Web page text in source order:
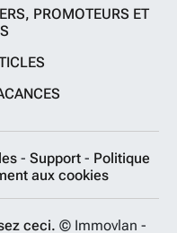
PROMOTEURS ET
- Support - Politique
aux cookies
ceci. © Immovlan -